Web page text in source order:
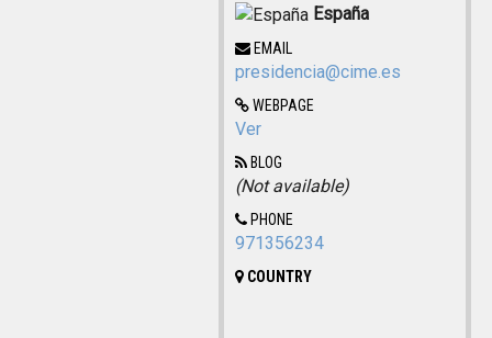
España
EMAIL
presidencia@cime.es
WEBPAGE
Ver
BLOG
(Not available)
PHONE
971356234
COUNTRY